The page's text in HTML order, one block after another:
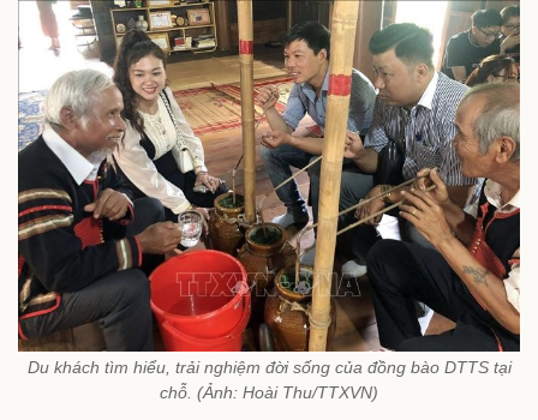
Du khách tìm hiểu, trải nghiệm đời sống của đồng bào DTTS tại
chỗ. (Ảnh: Hoài Thu/TTXVN)